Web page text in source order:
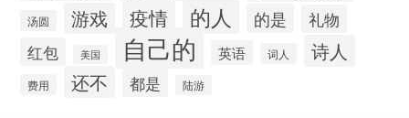
汤圆 游戏 疫情 的人 的是
礼物
红包
美国 自己的 英语 词人 诗人
费用 还不 都是 陆游